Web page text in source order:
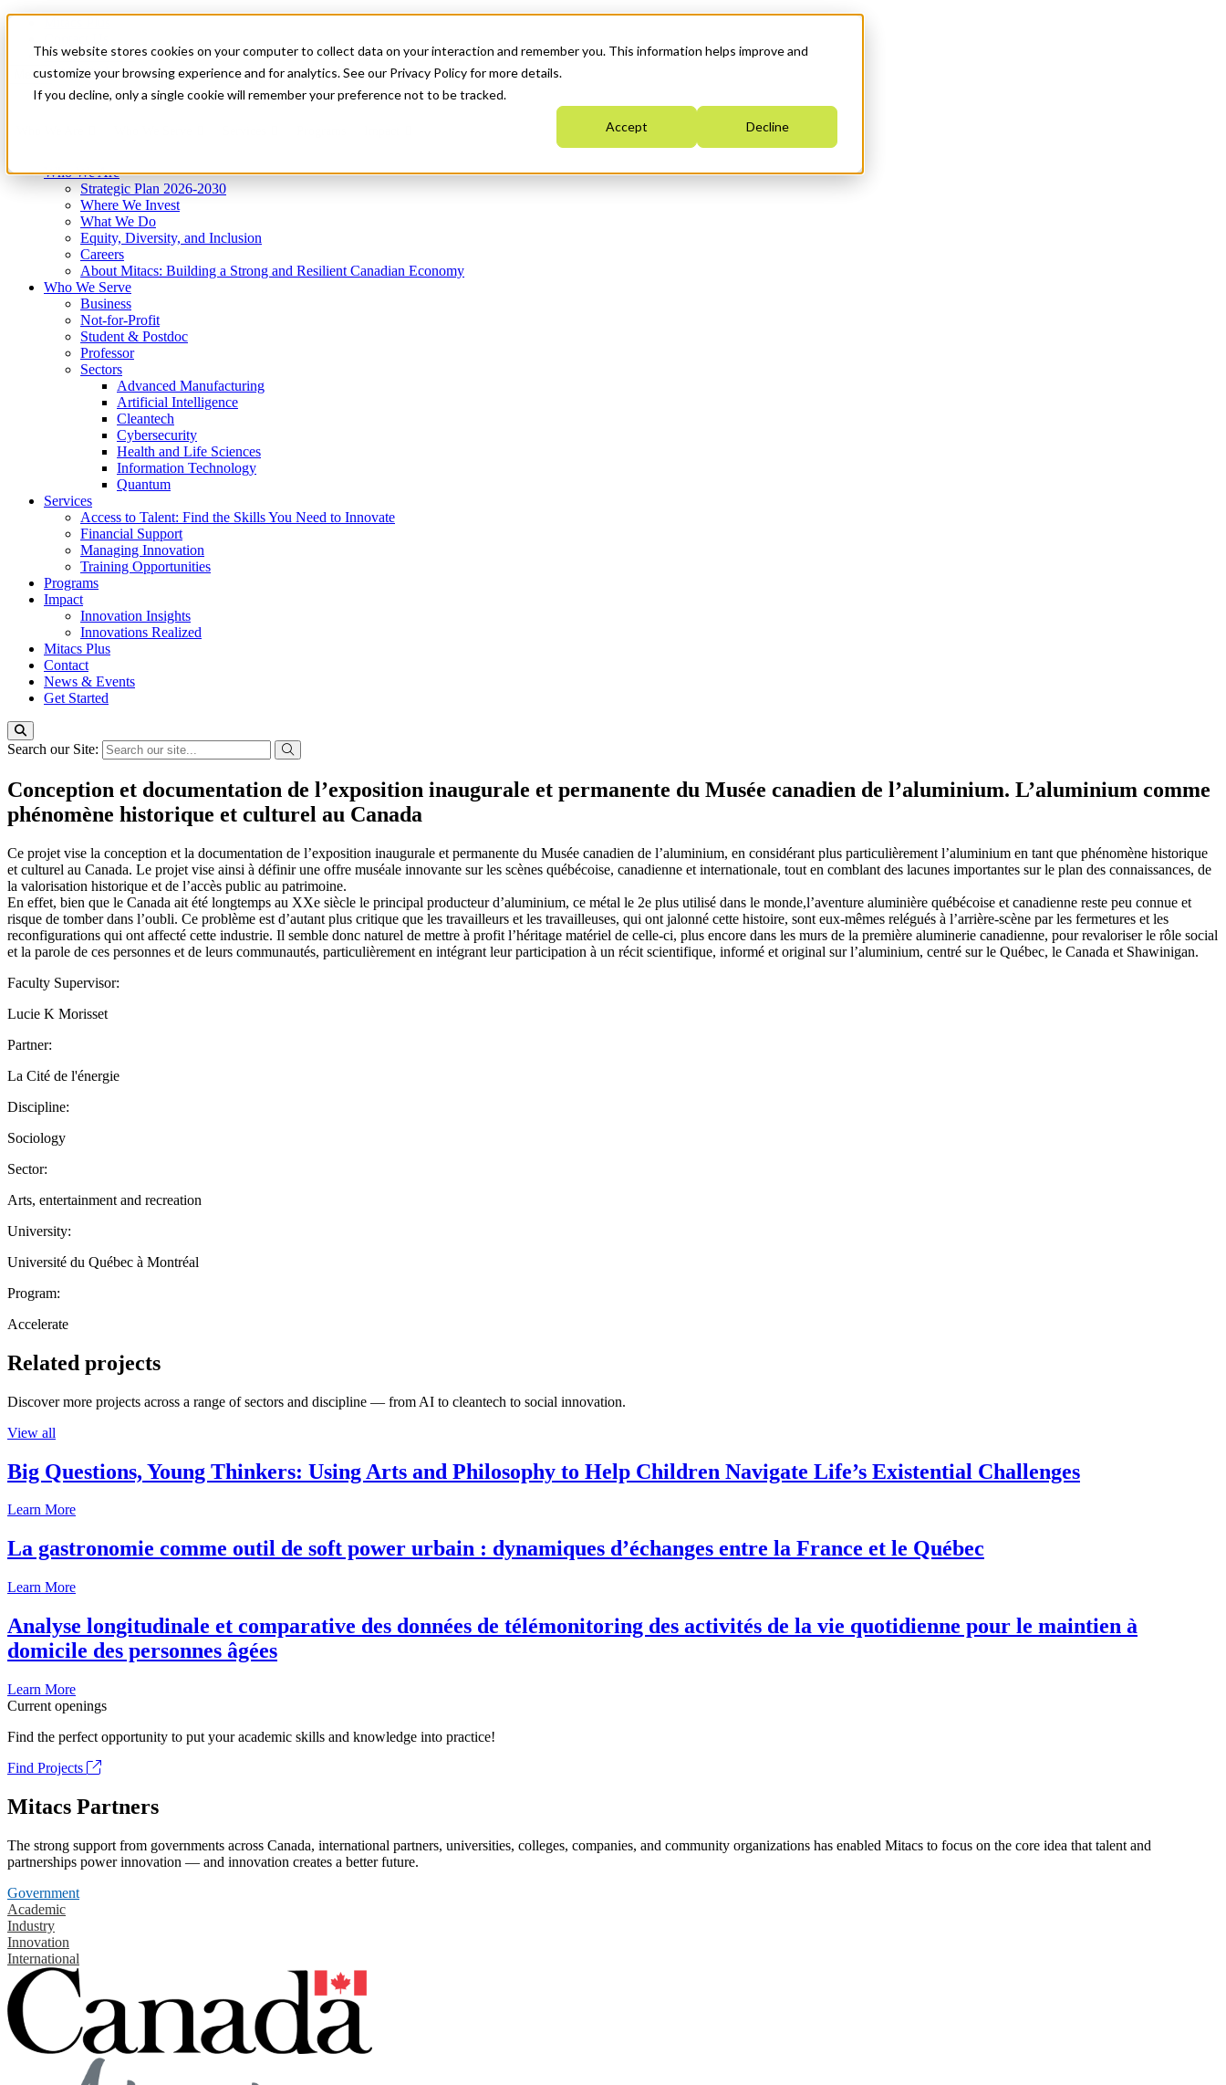
This website stores cookies on your computer to collect data on your interaction and remember you. This information helps improve and
customize your browsing experience and for analytics. See our Privacy Policy for more details.
If you decline, only a single cookie will remember your preference not to be tracked.
Accept Decline
News & Events
Get Started
Menu
Who We Are
Strategic Plan 2026-2030
Where We Invest
What We Do
Equity, Diversity, and Inclusion
Careers
About Mitacs: Building a Strong and Resilient Canadian Economy
Who We Serve
Business
Not-for-Profit
Student & Postdoc
Professor
Sectors
Advanced Manufacturing
Artificial Intelligence
Cleantech
Cybersecurity
Health and Life Sciences
Information Technology
Quantum
Services
Access to Talent: Find the Skills You Need to Innovate
Financial Support
Managing Innovation
Training Opportunities
Programs
Impact
Innovation Insights
Innovations Realized
Mitacs Plus
Contact
News & Events
Get Started
Search our Site:
Conception et documentation de l’exposition inaugurale et permanente du Musée canadien de l’aluminium. L’aluminium comme
phénomène historique et culturel au Canada
Ce projet vise la conception et la documentation de l’exposition inaugurale et permanente du Musée canadien de l’aluminium, en considérant plus particulièrement l’aluminium en tant que phénomène historique
et culturel au Canada. Le projet vise ainsi à définir une offre muséale innovante sur les scènes québécoise, canadienne et internationale, tout en comblant des lacunes importantes sur le plan des connaissances, de
la valorisation historique et de l’accès public au patrimoine.
En effet, bien que le Canada ait été longtemps au XXe siècle le principal producteur d’aluminium, ce métal le 2e plus utilisé dans le monde,l’aventure aluminière québécoise et canadienne reste peu connue et
risque de tomber dans l’oubli. Ce problème est d’autant plus critique que les travailleurs et les travailleuses, qui ont jalonné cette histoire, sont eux-mêmes relégués à l’arrière-scène par les fermetures et les
reconfigurations qui ont affecté cette industrie. Il semble donc naturel de mettre à profit l’héritage matériel de celle-ci, plus encore dans les murs de la première aluminerie canadienne, pour revaloriser le rôle social
et la parole de ces personnes et de leurs communautés, particulièrement en intégrant leur participation à un récit scientifique, informé et original sur l’aluminium, centré sur le Québec, le Canada et Shawinigan.
Faculty Supervisor:
Lucie K Morisset
Partner:
La Cité de l'énergie
Discipline:
Sociology
Sector:
Arts, entertainment and recreation
University:
Université du Québec à Montréal
Program:
Accelerate
Related projects
Discover more projects across a range of sectors and discipline — from AI to cleantech to social innovation.
View all
Big Questions, Young Thinkers: Using Arts and Philosophy to Help Children Navigate Life’s Existential Challenges
Learn More
La gastronomie comme outil de soft power urbain : dynamiques d’échanges entre la France et le Québec
Learn More
Analyse longitudinale et comparative des données de télémonitoring des activités de la vie quotidienne pour le maintien à
domicile des personnes âgées
Learn More
Current openings
Find the perfect opportunity to put your academic skills and knowledge into practice!
Find Projects
Mitacs Partners
The strong support from governments across Canada, international partners, universities, colleges, companies, and community organizations has enabled Mitacs to focus on the core idea that talent and
partnerships power innovation — and innovation creates a better future.
Government
Academic
Industry
Innovation
International